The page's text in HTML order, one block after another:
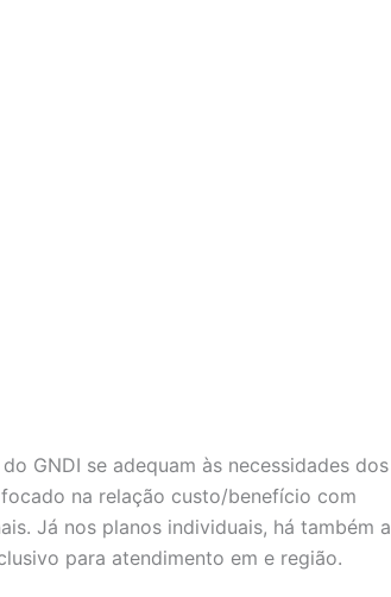
GNDI se adequam às necessidades dos
na relação custo/benefício com
Já nos planos individuais, há também a
para atendimento em e região.